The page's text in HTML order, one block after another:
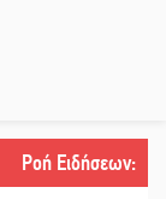
Ροή Ειδήσεων: